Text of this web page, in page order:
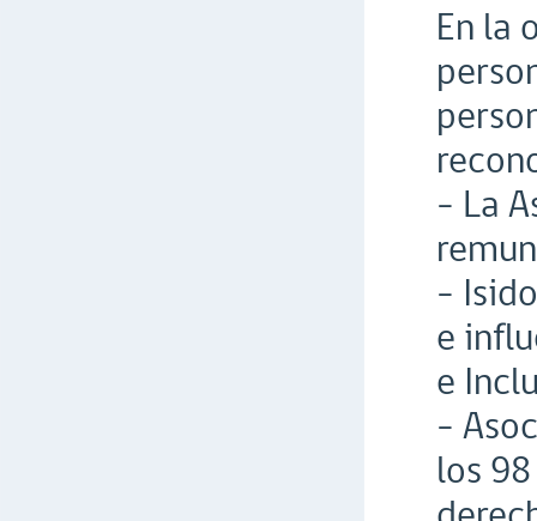
En la
- La
-
e
e
-
los